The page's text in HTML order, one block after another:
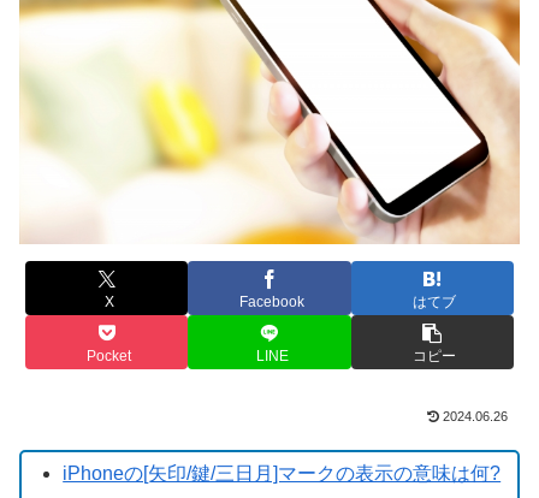
X Facebook はてブ
Pocket LINE コピー
2024.06.26
iPhoneの[矢印/鍵/三日月]マークの表示の意味は何?